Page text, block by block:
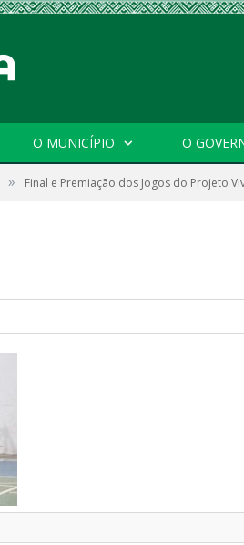
O MUNICÍPIO O
» Final e Premiação dos Jogos do Projeto